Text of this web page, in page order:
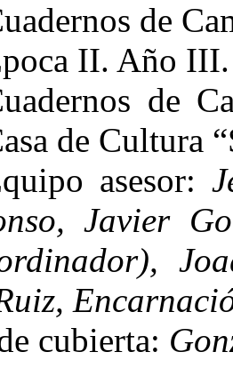
de
II. Año
de
de Cultura
asesor:
Javier
cubierta: